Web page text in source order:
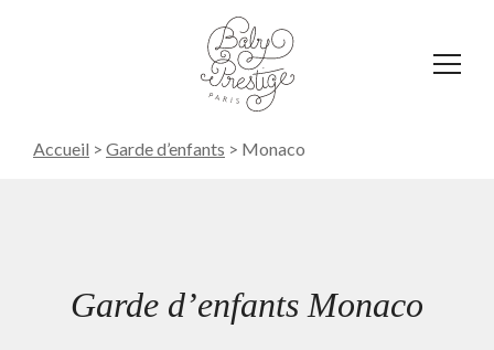
Accueil > Garde d’enfants > Monaco
Garde d’enfants Monaco